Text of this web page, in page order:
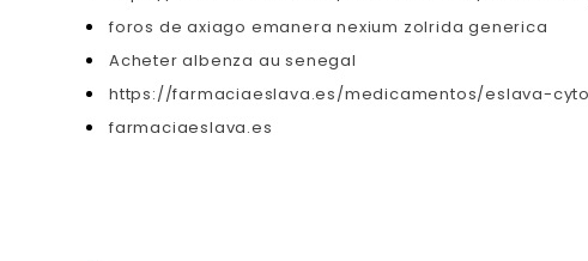
foros de axiago emanera nexium zolrida generica
Acheter albenza au senegal
https://farmaciaeslava.es/medicamentos/eslava-
farmaciaeslava.es